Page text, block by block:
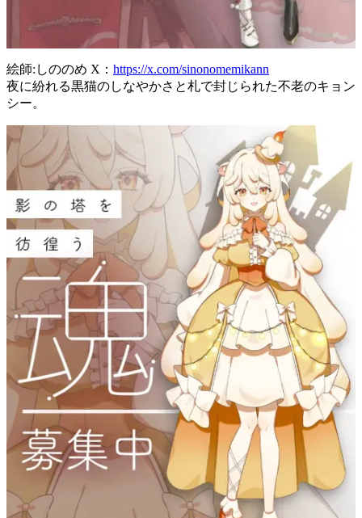
絵師:しののめ X： https://x.com/sinonomemikann
夜に紛れる黒猫のしなやかさと札で封じられた不老のキョン
シー。